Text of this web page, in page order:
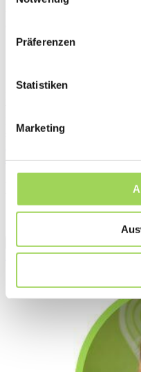
Präferenzen
Statistiken
Marketing
um neue und innovative
Dockgatan 1, SE-211 12
support@thule.com
Beratung0
Es liegen noch keine Anfragen
Fragen Sie einen Experten
Brauchen Sie einen Rat?